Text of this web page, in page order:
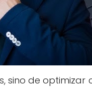
sino de